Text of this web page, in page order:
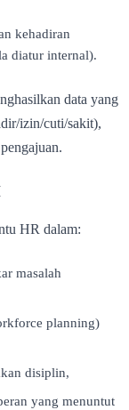
kehadiran
diatur internal).
data yang
izin/cuti/sakit),
HR dalam:
masalah
planning)
disiplin,
yang menuntut